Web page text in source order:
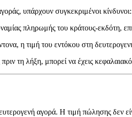
υπάρχουν συγκεκριμένοι κίνδυνοι:
πληρωμής του κράτους-εκδότη,
η τιμή του εντόκου στη
τη λήξη, μπορεί να έχεις
αγορά. Η τιμή πώλησης δεν